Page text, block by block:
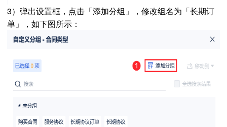
3）弹出设置框，点击「添加分组」，修改组名为「长期订
单」，如下图所示：